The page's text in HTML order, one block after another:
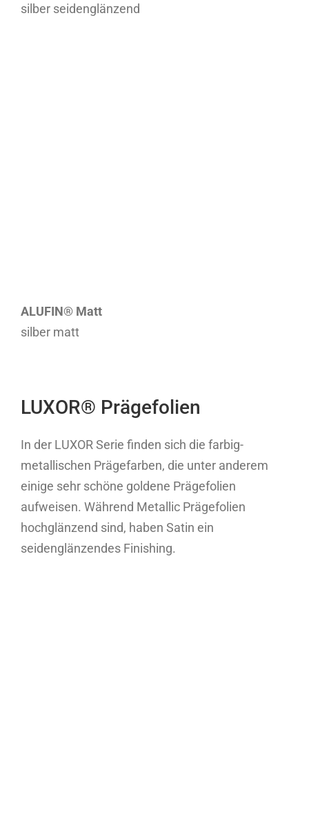
silber seidenglänzend
ALUFIN® Matt
silber matt
LUXOR® Prägefolien
In der LUXOR Serie finden sich die farbig-
metallischen Prägefarben, die unter anderem
einige sehr schöne goldene Prägefolien
aufweisen. Während Metallic Prägefolien
hochglänzend sind, haben Satin ein
seidenglänzendes Finishing.